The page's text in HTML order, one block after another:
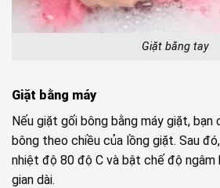
Giặt bằng tay
Giặt bằng máy
Nếu giặt gối bông bằng máy giặt, bạn
bông theo chiều của lồng giặt. Sau
nhiệt độ 80 độ C và bật chế độ
gian dài.